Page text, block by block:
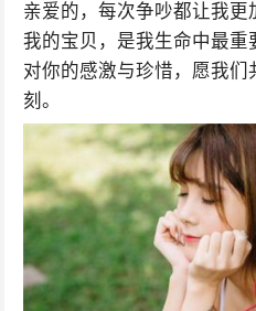
亲爱的，每次争吵都让我
我的宝贝，是我生命中最重
对你的感激与珍惜，愿我们
刻。